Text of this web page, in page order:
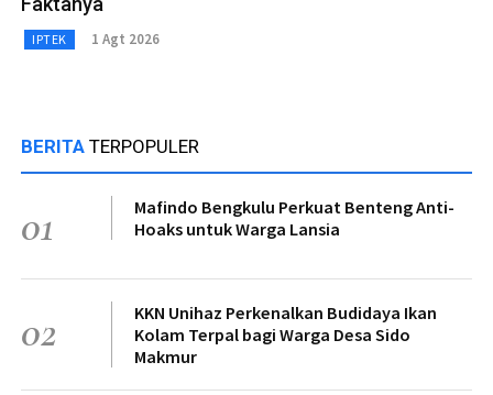
IPTEK 1 Agt 2026
BERITA TERPOPULER
01
Mafindo Bengkulu Perkuat Benteng Anti-
Hoaks untuk Warga Lansia
02
KKN Unihaz Perkenalkan Budidaya Ikan
Kolam Terpal bagi Warga Desa Sido
Makmur